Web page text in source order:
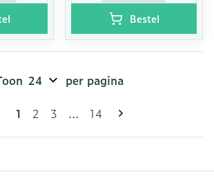
Bestel
Pagina's
U lees momenteel pagina
1 Pagina
2 Pagina
3 ... Pagina
14
per pagina